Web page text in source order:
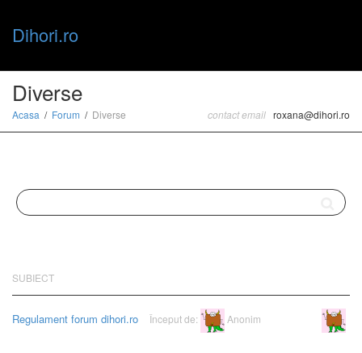
Dihori.ro
Diverse
Acasa Forum Diverse contact email roxana@dihori.ro
SUBIECT
Regulament forum dihori.ro Început de: Anonim